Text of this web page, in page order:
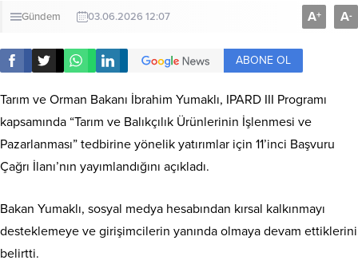
Gündem 03.06.2026 12:07 A+ A-
ABONE OL
Tarım ve Orman Bakanı İbrahim Yumaklı, IPARD III Programı
kapsamında “Tarım ve Balıkçılık Ürünlerinin İşlenmesi ve
Pazarlanması” tedbirine yönelik yatırımlar için 11’inci Başvuru
Çağrı İlanı’nın yayımlandığını açıkladı.
Bakan Yumaklı, sosyal medya hesabından kırsal kalkınmayı
desteklemeye ve girişimcilerin yanında olmaya devam ettiklerini
belirtti.